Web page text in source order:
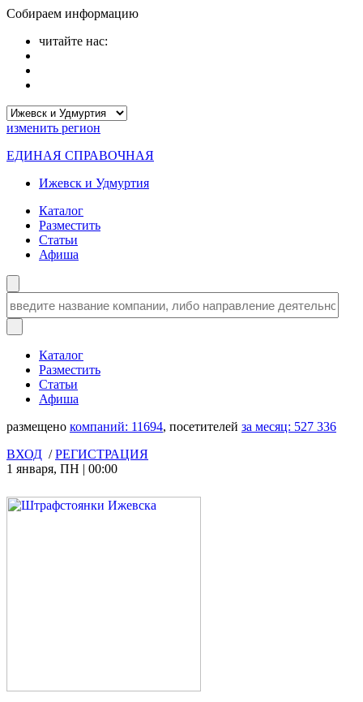
Собираем информацию
читайте нас:
изменить регион
ЕДИНАЯ СПРАВОЧНАЯ
Ижевск и Удмуртия
Каталог
Разместить
Статьи
Афиша
Каталог
Разместить
Статьи
Афиша
размещено компаний: 11694, посетителей за месяц: 527 336
ВХОД /РЕГИСТРАЦИЯ
1 января, ПН | 00:00